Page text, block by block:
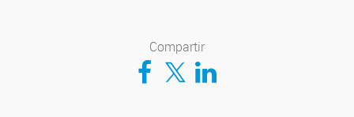
Compartir
Compartir en Facebook
Compartir en TwitterCompartir en LinkedIn